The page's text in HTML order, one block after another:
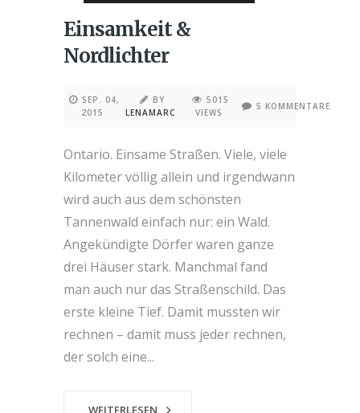
Einsamkeit &
Nordlichter
SEP. 04,
2015
BY
LENAMARC
5015
VIEWS
5 KOMMENTARE
Ontario. Einsame Straßen. Viele, viele
Kilometer völlig allein und irgendwann
wird auch aus dem schönsten
Tannenwald einfach nur: ein Wald.
Angekündigte Dörfer waren ganze
drei Häuser stark. Manchmal fand
man auch nur das Straßenschild. Das
erste kleine Tief. Damit mussten wir
rechnen – damit muss jeder rechnen,
der solch eine...
WEITERLESEN